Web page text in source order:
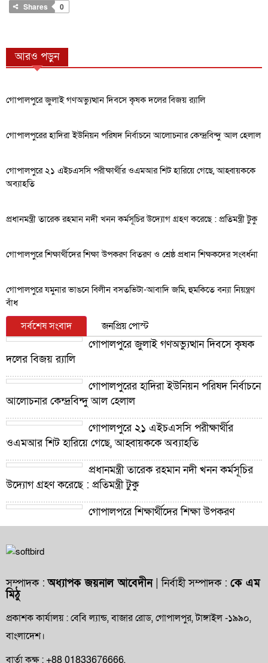
Shares
0
আরও পড়ুন
গোপালপুরে জুলাই গণঅভ্যুত্থান দিবসে কৃষক দলের বিজয় র‍্যালি
গোপালপুরের হাদিরা ইউনিয়ন পরিষদ নির্বাচনে আলোচনার কেন্দ্রবিন্দু আল হেলাল
গোপালপুরে ২১ এইচএসসি পরীক্ষার্থীর ওএমআর শিট হারিয়ে গেছে, আহ্বায়ককে
অব্যাহতি
প্রধানমন্ত্রী তারেক রহমান নদী খনন কর্মসূচির উদ্যোগ গ্রহণ করেছে : প্রতিমন্ত্রী টুকু
গোপালপুরে শিক্ষার্থীদের শিক্ষা উপকরণ বিতরণ ও শ্রেষ্ঠ প্রধান শিক্ষকদের সংবর্ধনা
গোপালপুরে যমুনার ভাঙনে বিলীন বসতভিটা-আবাদি জমি, হুমকিতে বন্যা নিয়ন্ত্রণ
বাঁধ
সর্বশেষ সংবাদ জনপ্রিয় পোস্ট
গোপালপুরে জুলাই গণঅভ্যুত্থান দিবসে কৃষক
দলের বিজয় র‍্যালি
গোপালপুরের হাদিরা ইউনিয়ন পরিষদ নির্বাচনে
আলোচনার কেন্দ্রবিন্দু আল হেলাল
গোপালপুরে ২১ এইচএসসি পরীক্ষার্থীর
ওএমআর শিট হারিয়ে গেছে, আহ্বায়ককে অব্যাহতি
প্রধানমন্ত্রী তারেক রহমান নদী খনন কর্মসূচির
উদ্যোগ গ্রহণ করেছে : প্রতিমন্ত্রী টুকু
গোপালপুরে শিক্ষার্থীদের শিক্ষা উপকরণ
বিতরণ ও শ্রেষ্ঠ প্রধান শিক্ষকদের সংবর্ধনা
দুর্নীতি ও অনিয়মের অভিযোগ
অফিসারের বিদায় সংবর্ধনা
সম্পাদক :অধ্যাপক জয়নাল আবেদীন| নির্বাহী সম্পাদক : কে এম
মিঠু
প্রকাশক কার্যালয় : বেবি ল্যান্ড, বাজার রোড, গোপালপুর, টাঙ্গাইল -১৯৯০,
বাংলাদেশ।
বার্তা কক্ষ : +88 01833676666,